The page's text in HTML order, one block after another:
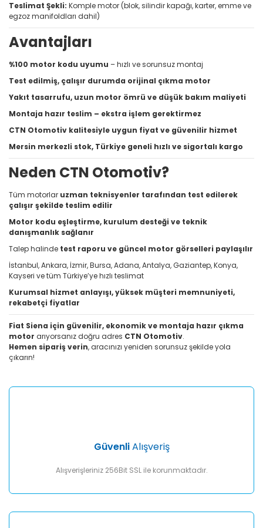
Teslimat Şekli: Komple motor (blok, silindir kapağı, karter, emme ve
egzoz manifoldları dahil)
Avantajları
%100 motor kodu uyumu – hızlı ve sorunsuz montaj
Test edilmiş, çalışır durumda orijinal çıkma motor
Yakıt tasarrufu, uzun motor ömrü ve düşük bakım maliyeti
Montaja hazır teslim – ekstra işlem gerektirmez
CTN Otomotiv kalitesiyle uygun fiyat ve güvenilir hizmet
Mersin merkezli stok, Türkiye geneli hızlı ve sigortalı kargo
Neden CTN Otomotiv?
Tüm motorlar uzman teknisyenler tarafından test edilerek
çalışır şekilde teslim edilir
Motor kodu eşleştirme, kurulum desteği ve teknik
danışmanlık sağlanır
Talep halinde test raporu ve güncel motor görselleri paylaşılır
İstanbul, Ankara, İzmir, Bursa, Adana, Antalya, Gaziantep, Konya,
Kayseri ve tüm Türkiye’ye hızlı teslimat
Kurumsal hizmet anlayışı, yüksek müşteri memnuniyeti,
rekabetçi fiyatlar
Fiat Siena için güvenilir, ekonomik ve montaja hazır çıkma
motor arıyorsanız doğru adres CTN Otomotiv.
Hemen sipariş verin, aracınızı yeniden sorunsuz şekilde yola
çıkarın!
GüvenliAlışveriş
Alışverişleriniz 256Bit SSL ile korunmaktadır.